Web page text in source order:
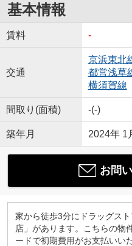
基本情報
賃料 -
交通
京浜東北
都営浅草
横須賀線
間取り(面積) -(-)
築年月 2024年 1
お問
家から徒歩3分にドラッグス
店」があります。こちらの物
ードで初期費用がお支払いい